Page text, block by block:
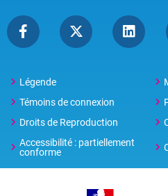
Légende
Témoins de connexion
Droits de Reproduction
Accessibilité : partiellement
conforme